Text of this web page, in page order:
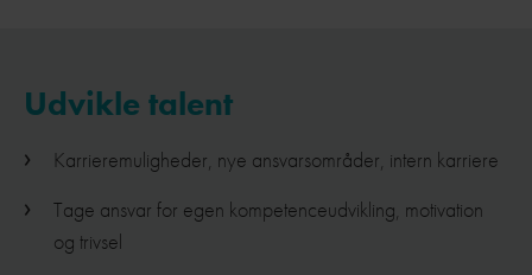
Udvikle talent
Karrieremuligheder, nye ansvarsområder, intern karriere
Tage ansvar for egen kompetenceudvikling, motivation
og trivsel